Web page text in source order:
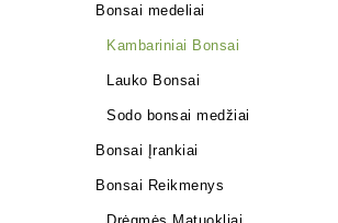
Bonsai medeliai
Kambariniai Bonsai
Lauko Bonsai
Sodo bonsai medžiai
Bonsai Įrankiai
Bonsai Reikmenys